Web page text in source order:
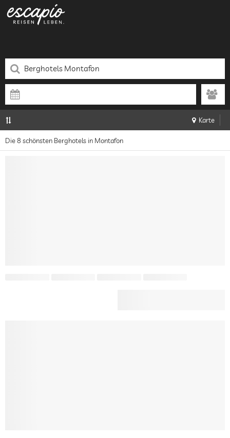
Karte
Die 8 schönsten Berghotels in Montafon